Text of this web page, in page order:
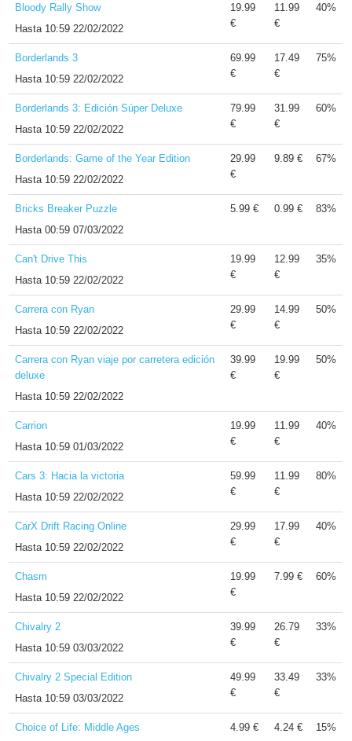
Bloody Rally Show
Hasta 10:59 22/02/2022
19.99
€
11.99
€
40%
Borderlands 3
Hasta 10:59 22/02/2022
69.99
€
17.49
€
75%
Borderlands 3: Edición Súper Deluxe
Hasta 10:59 22/02/2022
79.99
€
31.99
€
60%
Borderlands: Game of the Year Edition
Hasta 10:59 22/02/2022
29.99
€
9.89 € 67%
Bricks Breaker Puzzle
Hasta00:59 07/03/2022
5.99 € 0.99 € 83%
Can't Drive This
Hasta 10:59 22/02/2022
19.99
€
12.99
€
35%
Carrera con Ryan
Hasta 10:59 22/02/2022
29.99
€
14.99
€
50%
Carrera con Ryan viaje por carretera edición
deluxe
Hasta 10:59 22/02/2022
39.99
€
19.99
€
50%
Carrion
Hasta 10:59 01/03/2022
19.99
€
11.99
€
40%
Cars 3: Hacia la victoria
Hasta 10:59 22/02/2022
59.99
€
11.99
€
80%
CarX Drift Racing Online
Hasta 10:59 22/02/2022
29.99
€
17.99
€
40%
Chasm
Hasta 10:59 22/02/2022
19.99
€
7.99 € 60%
Chivalry 2
Hasta 10:59 03/03/2022
39.99
€
26.79
€
33%
Chivalry 2 Special Edition
Hasta 10:59 03/03/2022
49.99
€
33.49
€
33%
Choice of Life: Middle Ages
4.99 € 4.24 € 15%